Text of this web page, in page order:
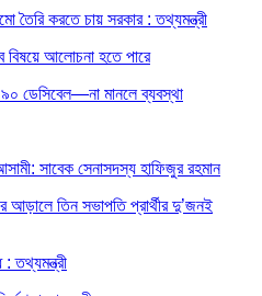
তৈরি করতে চায় সরকার : তথ্যমন্ত্রী
বিষয়ে আলোচনা হতে পারে
৯০ ডেসিবেল—না মানলে ব্যবস্থা
সাবেক সেনাসদস্য হাফিজুর রহমান
আড়ালে তিন সভাপতি প্রার্থীর দু’জনই
: তথ্যমন্ত্রী